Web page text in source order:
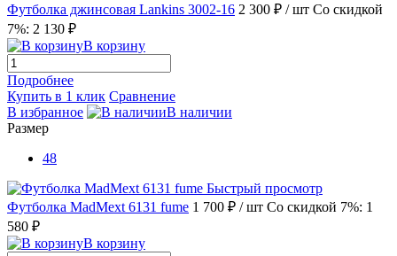
Футболка джинсовая Lankins 3002-16 2 300 ₽ / шт Со скидкой
7%: 2 130 ₽
В корзину
Подробнее
Купить в 1 клик Сравнение
В избранное
В наличии
Размер
48
Быстрый просмотр
Футболка MadMext 6131 fume 1 700 ₽ / шт Со скидкой 7%: 1
580 ₽
В корзину